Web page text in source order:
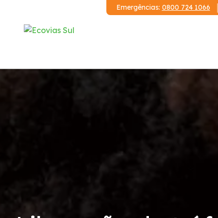
Emergências: 0800 724 1066